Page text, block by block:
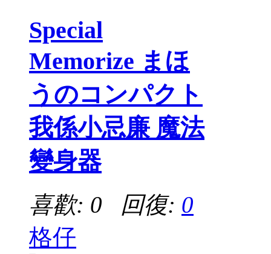
Special
Memorize まほ
うのコンパクト
我係小忌廉 魔法
變身器
喜歡: 0 回復: 0
格仔